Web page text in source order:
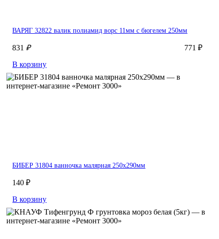
ВАРЯГ 32822 валик полиамид ворс 11мм с бюгелем 250мм
831₽
771 ₽
В корзину
БИБЕР 31804 ванночка малярная 250х290мм
140 ₽
В корзину